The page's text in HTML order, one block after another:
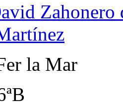
Zahonero
la Mar